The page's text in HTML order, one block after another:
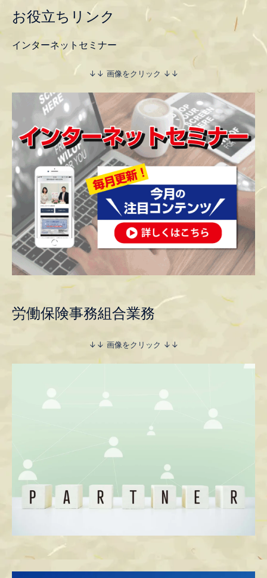
お役立ちリンク
インターネットセミナー
↓↓ 画像をクリック ↓↓
労働保険事務組合業務
↓↓ 画像をクリック ↓↓